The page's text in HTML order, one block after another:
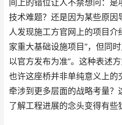
间上的错位让人不禁想问：是
技术难题？还是因为某些原因
人发现施工方官网上的项目介
家重大基础设施项目”，但同
以官方发布为准”。这种表述
也许这座桥并非单纯意义上的
牵涉到更多层面的战略考量？
了解工程进展的念头变得有些